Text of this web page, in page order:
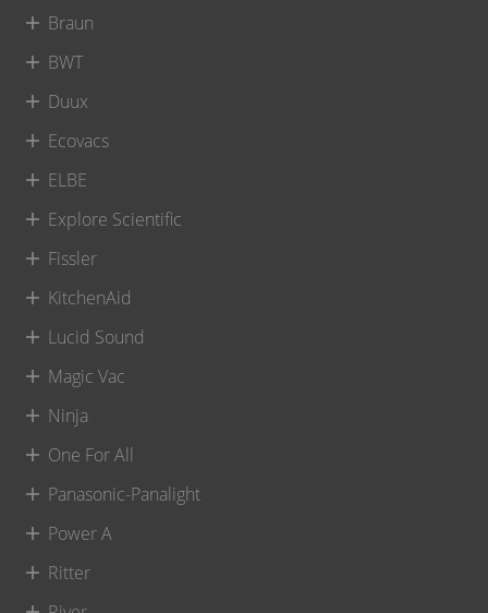
Braun
BWT
Duux
Ecovacs
ELBE
Explore Scientific
Fissler
KitchenAid
Lucid Sound
Magic Vac
Ninja
One For All
Panasonic-Panalight
Power A
Ritter